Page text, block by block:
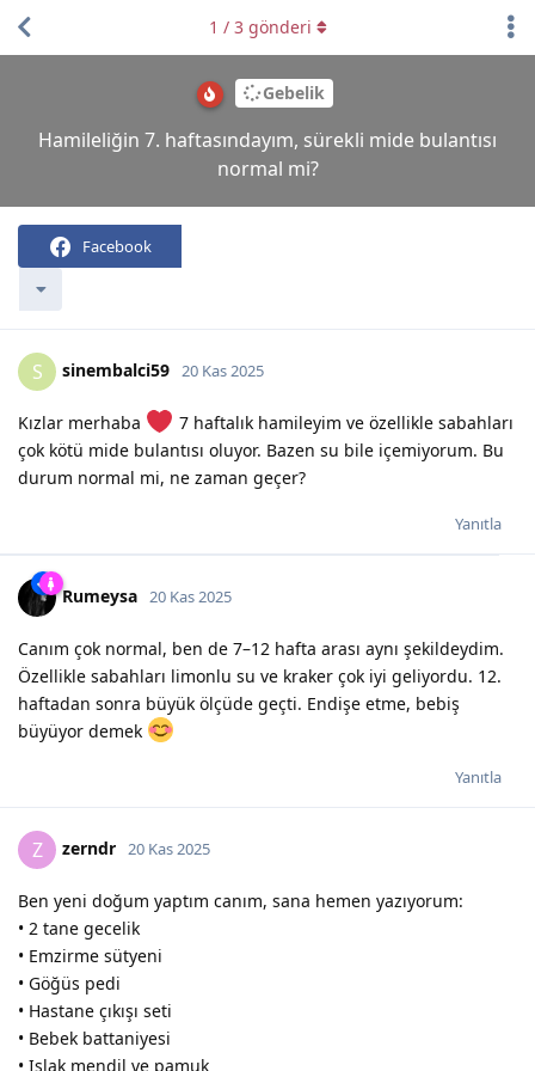
Gebelik
Hamileliğin 7. haftasındayım, sürekli mide bulantısı
normal mi?
Facebook
1 / 3gönderi
S sinembalci59 20 Kas 2025
Kızlar merhaba
7 haftalık hamileyim ve özellikle sabahları
çok kötü mide bulantısı oluyor. Bazen su bile içemiyorum. Bu
durum normal mi, ne zaman geçer?
Yanıtla
Rumeysa 20 Kas 2025
Canım çok normal, ben de 7–12 hafta arası aynı şekildeydim.
Özellikle sabahları limonlu su ve kraker çok iyi geliyordu. 12.
haftadan sonra büyük ölçüde geçti. Endişe etme, bebiş
büyüyor demek
Yanıtla
Z zerndr 20 Kas 2025
Ben yeni doğum yaptım canım, sana hemen yazıyorum:
• 2 tane gecelik
• Emzirme sütyeni
• Göğüs pedi
• Hastane çıkışı seti
• Bebek battaniyesi
• Islak mendil ve pamuk